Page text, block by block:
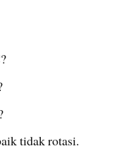
tidak rotasi.